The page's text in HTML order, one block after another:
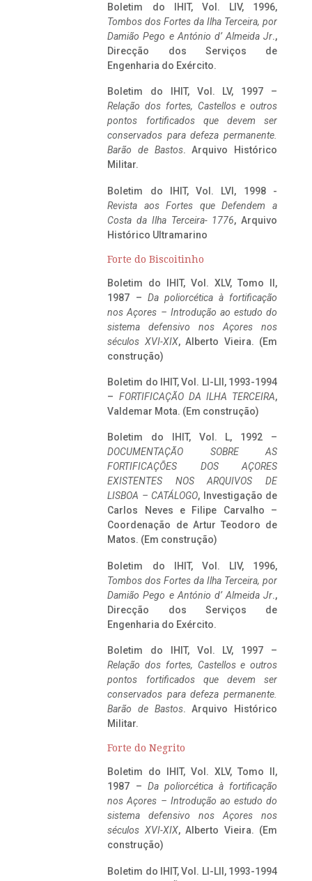
Boletim do IHIT, Vol. LIV, 1996,
Tombos dos Fortes da Ilha Terceira, por
Damião Pego e António d’ Almeida Jr.,
Direcção dos Serviços de
Engenharia do Exército.
Boletim do IHIT, Vol. LV, 1997 –
Relação dos fortes, Castellos e outros
pontos fortificados que devem ser
conservados para defeza permanente.
Barão de Bastos. Arquivo Histórico
Militar.
Boletim do IHIT, Vol. LVI, 1998 -
Revista aos Fortes que Defendem a
Costa da Ilha Terceira- 1776, Arquivo
Histórico Ultramarino
Forte do Biscoitinho
Boletim do IHIT, Vol. XLV, Tomo II,
1987 – Da poliorcética à fortificação
nos Açores – Introdução ao estudo do
sistema defensivo nos Açores nos
séculos XVI-XIX, Alberto Vieira. (Em
construção)
Boletim do IHIT, Vol. LI-LII, 1993-1994
– FORTIFICAÇÃO DA ILHA TERCEIRA,
Valdemar Mota. (Em construção)
Boletim do IHIT, Vol. L, 1992 –
DOCUMENTAÇÃO SOBRE AS
FORTIFICAÇÕES DOS AÇORES
EXISTENTES NOS ARQUIVOS DE
LISBOA – CATÁLOGO, Investigação de
Carlos Neves e Filipe Carvalho –
Coordenação de Artur Teodoro de
Matos. (Em construção)
Boletim do IHIT, Vol. LIV, 1996,
Tombos dos Fortes da Ilha Terceira, por
Damião Pego e António d’ Almeida Jr.,
Direcção dos Serviços de
Engenharia do Exército.
Boletim do IHIT, Vol. LV, 1997 –
Relação dos fortes, Castellos e outros
pontos fortificados que devem ser
conservados para defeza permanente.
Barão de Bastos. Arquivo Histórico
Militar.
Forte do Negrito
Boletim do IHIT, Vol. XLV, Tomo II,
1987 – Da poliorcética à fortificação
nos Açores – Introdução ao estudo do
sistema defensivo nos Açores nos
séculos XVI-XIX, Alberto Vieira. (Em
construção)
Boletim do IHIT, Vol. LI-LII, 1993-1994